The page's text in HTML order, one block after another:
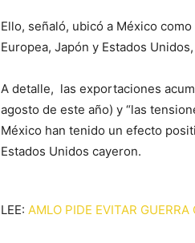
Ello, señaló, ubicó a México
Europea, Japón y Estados
A detalle, las exportaciones
agosto de este año) y “las
México han tenido un efecto
Estados Unidos cayeron.
LEE: AMLO PIDE EVITAR GUERRA